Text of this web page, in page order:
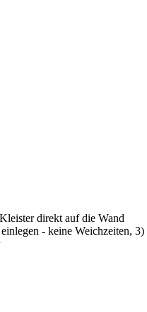
direkt auf die Wand
- keine Weichzeiten, 3)